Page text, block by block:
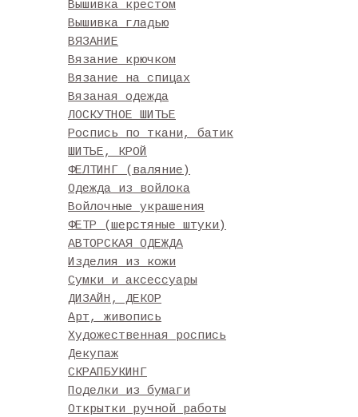
Вышивка крестом
Вышивка гладью
ВЯЗАНИЕ
Вязание крючком
Вязание на спицах
Вязаная одежда
ЛОСКУТНОЕ ШИТЬЕ
Роспись по ткани, батик
ШИТЬЕ, КРОЙ
ФЕЛТИНГ (валяние)
Одежда из войлока
Войлочные украшения
ФЕТР (шерстяные штуки)
АВТОРСКАЯ ОДЕЖДА
Изделия из кожи
Сумки и аксессуары
ДИЗАЙН, ДЕКОР
Арт, живопись
Художественная роспись
Декупаж
СКРАПБУКИНГ
Поделки из бумаги
Открытки ручной работы